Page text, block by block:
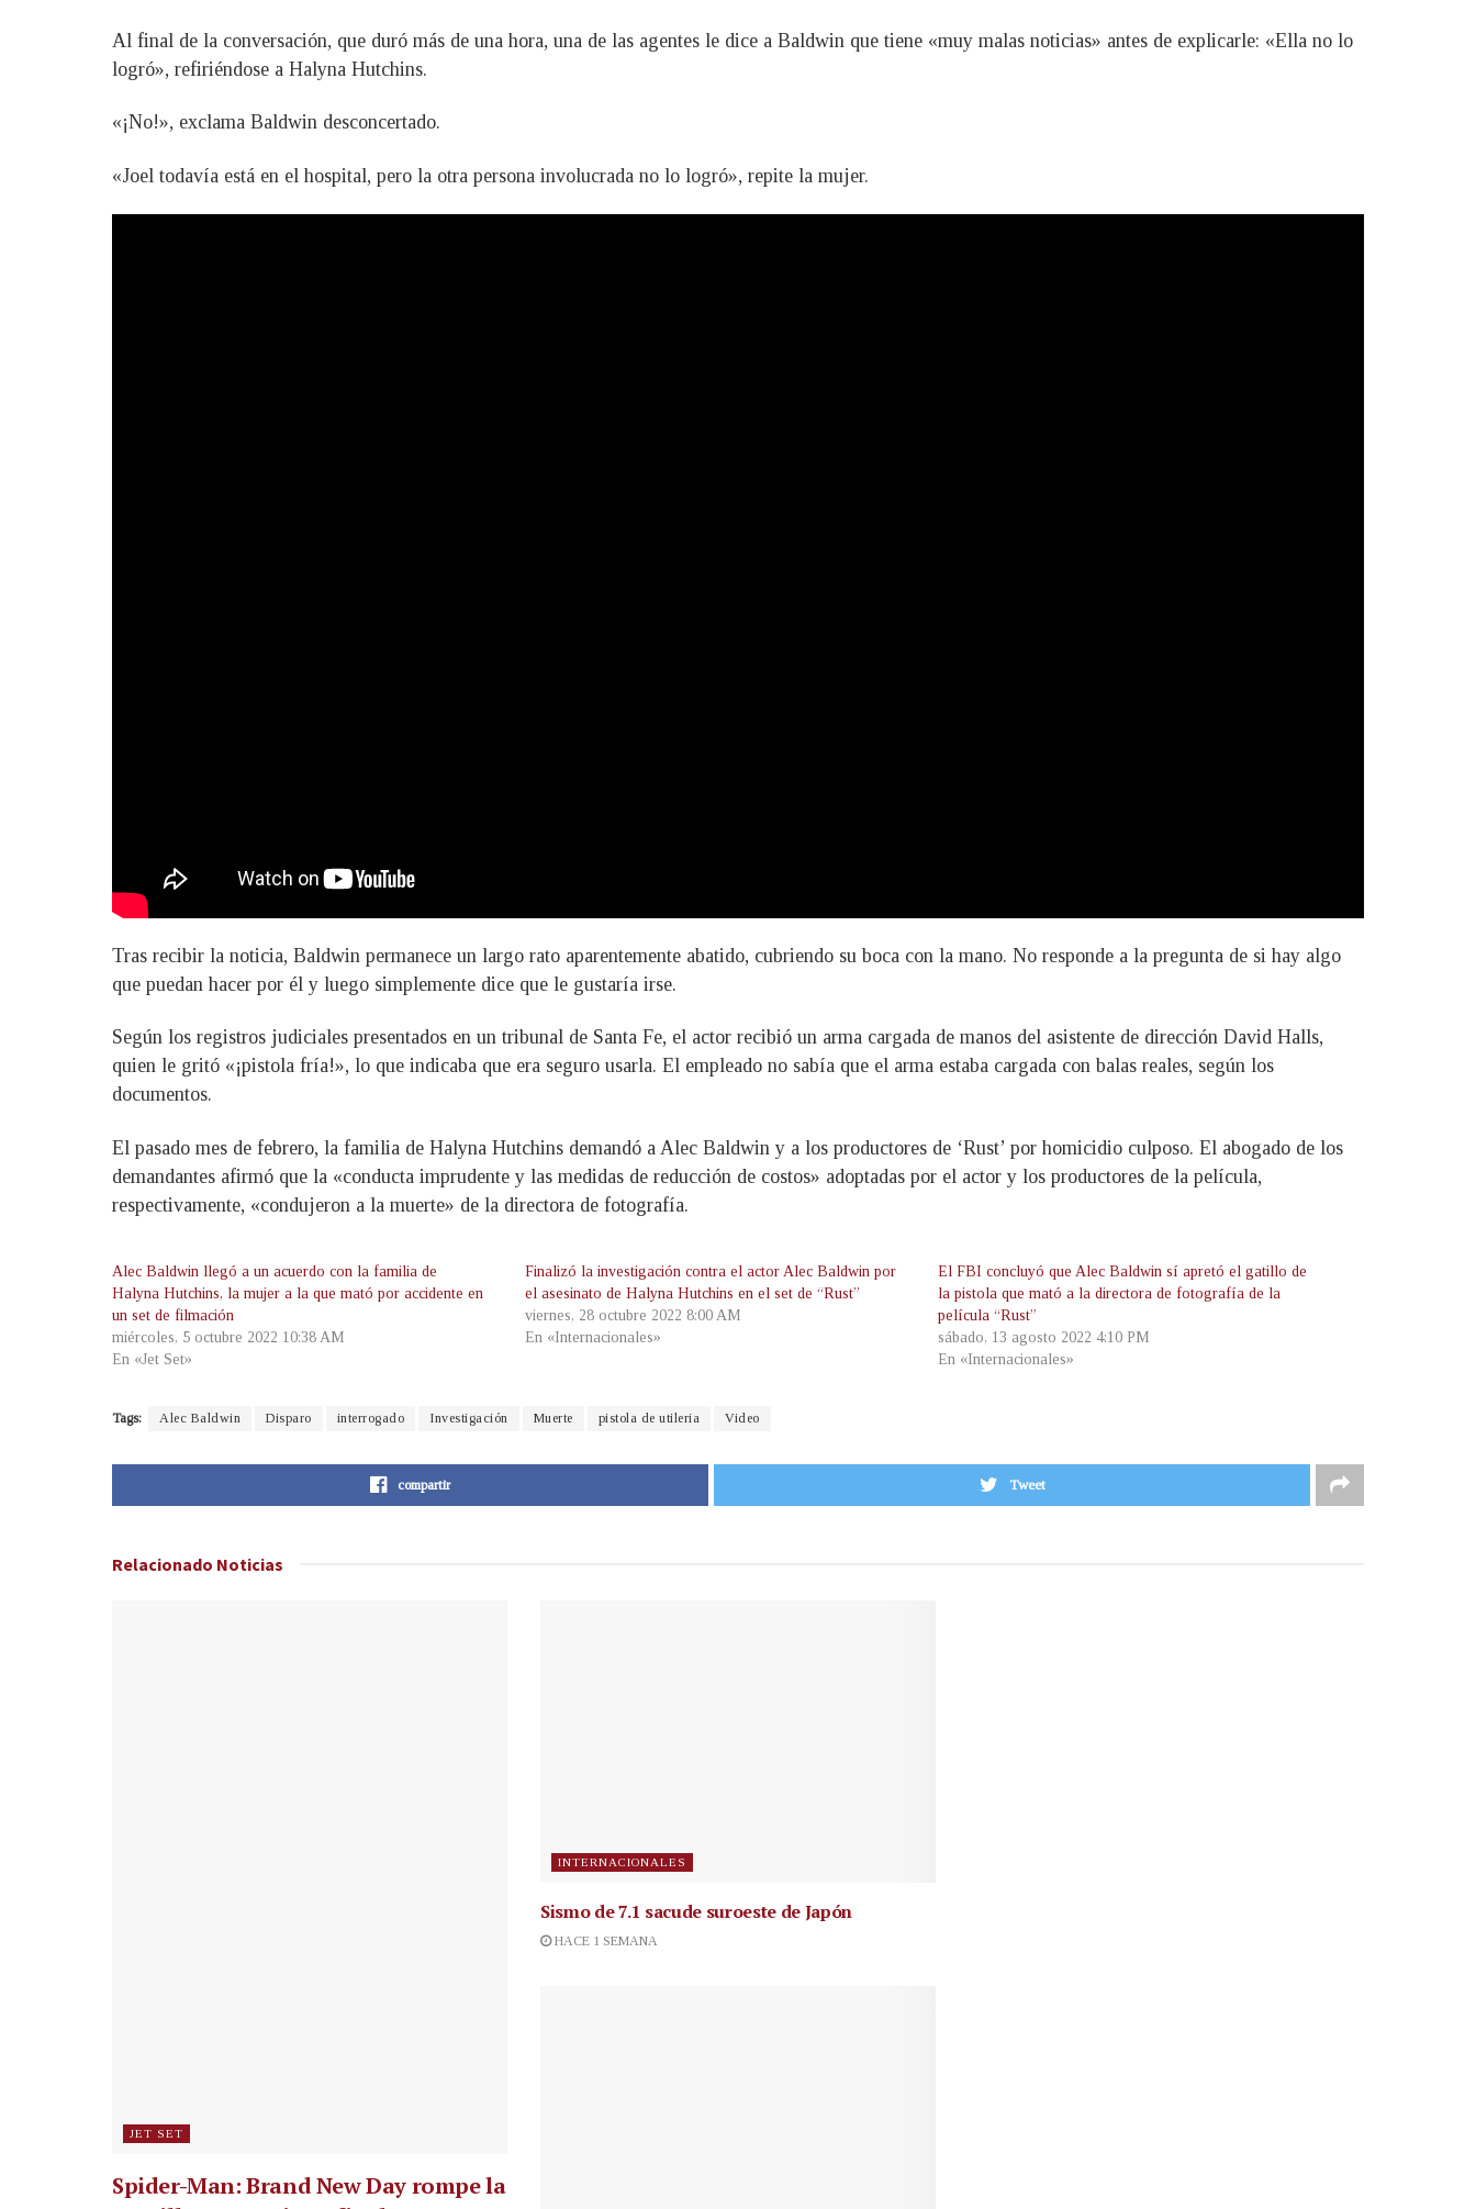
Al final de la conversación, que duró más de una hora, una de las agentes le dice a Baldwin que tiene «muy malas noticias» antes de explicarle: «Ella no lo
logró», refiriéndose a Halyna Hutchins.
«¡No!», exclama Baldwin desconcertado.
«Joel todavía está en el hospital, pero la otra persona involucrada no lo logró», repite la mujer.
Tras recibir la noticia, Baldwin permanece un largo rato aparentemente abatido, cubriendo su boca con la mano. No responde a la pregunta de si hay algo
que puedan hacer por él y luego simplemente dice que le gustaría irse.
Según los registros judiciales presentados en un tribunal de Santa Fe, el actor recibió un arma cargada de manos del asistente de dirección David Halls,
quien le gritó «¡pistola fría!», lo que indicaba que era seguro usarla. El empleado no sabía que el arma estaba cargada con balas reales, según los
documentos.
El pasado mes de febrero, la familia de Halyna Hutchins demandó a Alec Baldwin y a los productores de ‘Rust’ por homicidio culposo. El abogado de los
demandantes afirmó que la «conducta imprudente y las medidas de reducción de costos» adoptadas por el actor y los productores de la película,
respectivamente, «condujeron a la muerte» de la directora de fotografía.
Alec Baldwin llegó a un acuerdo con la familia de
Halyna Hutchins, la mujer a la que mató por accidente en
un set de filmación
miércoles, 5 octubre 2022 10:38 AM
En «Jet Set»
Finalizó la investigación contra el actor Alec Baldwin por
el asesinato de Halyna Hutchins en el set de “Rust”
viernes, 28 octubre 2022 8:00 AM
En «Internacionales»
El FBI concluyó que Alec Baldwin sí apretó el gatillo de
la pistola que mató a la directora de fotografía de la
película “Rust”
sábado, 13 agosto 2022 4:10 PM
En «Internacionales»
Tags: Alec Baldwin Disparo interrogado Investigación Muerte pistola de utileria Video
compartir Tweet
Relacionado Noticias
JET SET
Spider-Man: Brand New Day rompe la
INTERNACIONALES
Sismo de 7.1 sacude suroeste de Japón
HACE 1 SEMANA